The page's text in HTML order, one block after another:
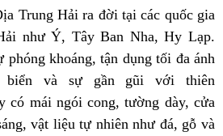
Trung Hải ra đời tại các quốc gia
như Ý, Tây Ban Nha, Hy Lạp.
khoáng, tận dụng tối đa ánh
biển và sự gần gũi với thiên
có mái ngói cong, tường dày, cửa
vật liệu tự nhiên như đá, gỗ và